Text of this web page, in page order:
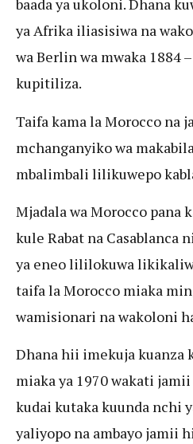
baada ya ukoloni. Dhana
ya Afrika iliasisiwa na
wa Berlin wa mwaka 1884
kupitiliza.
Taifa kama la Morocco na
mchanganyiko wa
mbalimbali lilikuwepo
Mjadala wa Morocco pana
kule Rabat na Casablanca
ya eneo lililokuwa
taifa la Morocco miaka
wamisionari na wakoloni
Dhana hii imekuja kuanza
miaka ya 1970 wakati
kudai kutaka kuunda nchi
yaliyopo na ambayo jamii